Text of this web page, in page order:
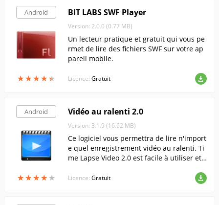
Android
★★★★★
★★★★★
BIT LABS SWF Player
Version: 2.0.0 (0.77 MB)
Un lecteur pratique et gratuit qui vous pe
rmet de lire des fichiers SWF sur votre ap
pareil mobile.
Licence: Gratuit
Android
★★★★ ★
★★★★ ★
Vidéo au ralenti 2.0
Version: 3.1.9 (16.62 MB)
Ce logiciel vous permettra de lire n'import
e quel enregistrement vidéo au ralenti. Ti
me Lapse Video 2.0 est facile à utiliser et c
vidéo.
Licence: Gratuit